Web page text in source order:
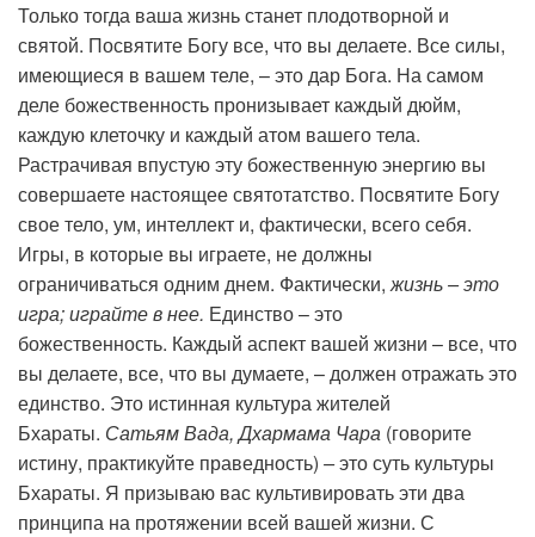
Только тогда ваша жизнь станет плодотворной и
святой. Посвятите Богу все, что вы делаете. Все силы,
имеющиеся в вашем теле, – это дар Бога. На самом
деле божественность пронизывает каждый дюйм,
каждую клеточку и каждый атом вашего тела.
Растрачивая впустую эту божественную энергию вы
совершаете настоящее святотатство. Посвятите Богу
свое тело, ум, интеллект и, фактически, всего себя.
Игры, в которые вы играете, не должны
ограничиваться одним днем. Фактически,жизнь – это
игра; играйте в нее. Единство – это
божественность. Каждый аспект вашей жизни – все, что
вы делаете, все, что вы думаете, – должен отражать это
единство. Это истинная культура жителей
Бхараты. Сатьям Вада, Дхармама Чара (говорите
истину, практикуйте праведность) –это суть культуры
Бхараты. Я призываю вас культивировать эти два
принципа на протяжении всей вашей жизни. С